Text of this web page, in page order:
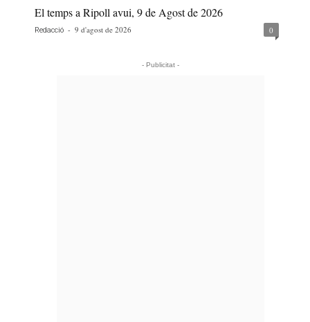
El temps a Ripoll avui, 9 de Agost de 2026
Redacció - 9 d'agost de 2026 0
- Publicitat -